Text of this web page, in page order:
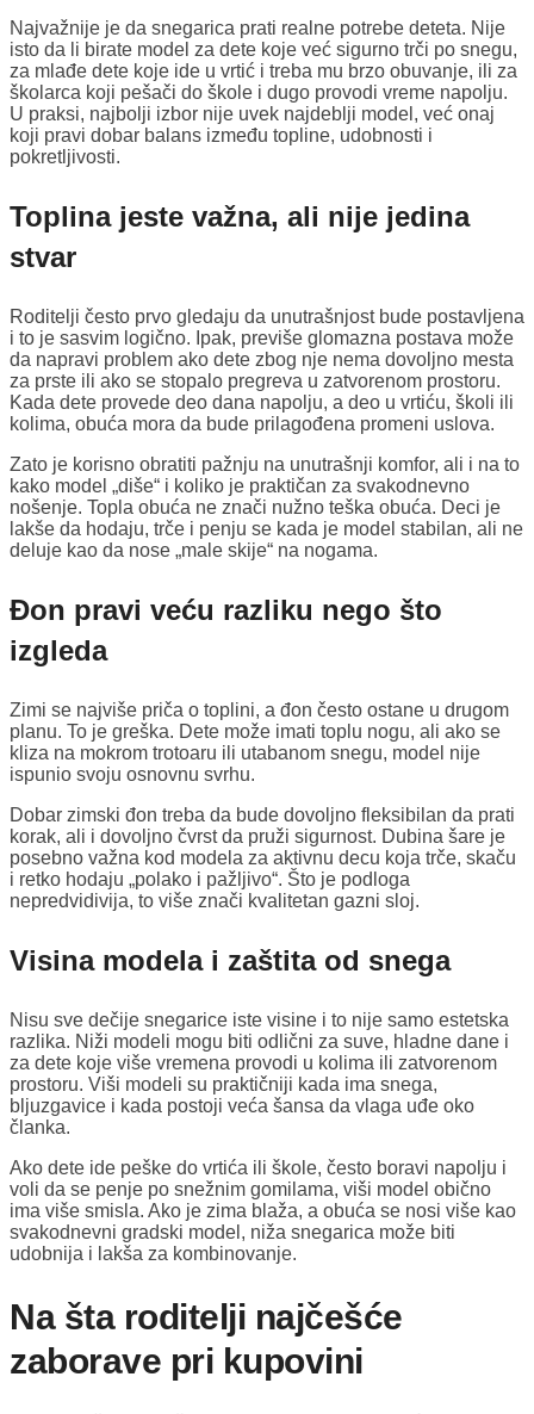
Najvažnije je da snegarica prati realne potrebe deteta. Nije
isto da li birate model za dete koje već sigurno trči po snegu,
za mlađe dete koje ide u vrtić i treba mu brzo obuvanje, ili za
školarca koji pešači do škole i dugo provodi vreme napolju.
U praksi, najbolji izbor nije uvek najdeblji model, već onaj
koji pravi dobar balans između topline, udobnosti i
pokretljivosti.
Toplina jeste važna, ali nije jedina
stvar
Roditelji često prvo gledaju da unutrašnjost bude postavljena
i to je sasvim logično. Ipak, previše glomazna postava može
da napravi problem ako dete zbog nje nema dovoljno mesta
za prste ili ako se stopalo pregreva u zatvorenom prostoru.
Kada dete provede deo dana napolju, a deo u vrtiću, školi ili
kolima, obuća mora da bude prilagođena promeni uslova.
Zato je korisno obratiti pažnju na unutrašnji komfor, ali i na to
kako model „diše“ i koliko je praktičan za svakodnevno
nošenje. Topla obuća ne znači nužno teška obuća. Deci je
lakše da hodaju, trče i penju se kada je model stabilan, ali ne
deluje kao da nose „male skije“ na nogama.
Đon pravi veću razliku nego što
izgleda
Zimi se najviše priča o toplini, a đon često ostane u drugom
planu. To je greška. Dete može imati toplu nogu, ali ako se
kliza na mokrom trotoaru ili utabanom snegu, model nije
ispunio svoju osnovnu svrhu.
Dobar zimski đon treba da bude dovoljno fleksibilan da prati
korak, ali i dovoljno čvrst da pruži sigurnost. Dubina šare je
posebno važna kod modela za aktivnu decu koja trče, skaču
i retko hodaju „polako i pažljivo“. Što je podloga
nepredvidivija, to više znači kvalitetan gazni sloj.
Visina modela i zaštita od snega
Nisu sve dečije snegarice iste visine i to nije samo estetska
razlika. Niži modeli mogu biti odlični za suve, hladne dane i
za dete koje više vremena provodi u kolima ili zatvorenom
prostoru. Viši modeli su praktičniji kada ima snega,
bljuzgavice i kada postoji veća šansa da vlaga uđe oko
članka.
Ako dete ide peške do vrtića ili škole, često boravi napolju i
voli da se penje po snežnim gomilama, viši model obično
ima više smisla. Ako je zima blaža, a obuća se nosi više kao
svakodnevni gradski model, niža snegarica može biti
udobnija i lakša za kombinovanje.
Na šta roditelji najčešće
zaborave pri kupovini